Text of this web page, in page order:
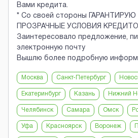
Вами кредита.
* Со своей стороны
ПРОЗРАЧНЫЕ УСЛОВИЯ
Заинтересовало предложение,
электронную почту
Вышлю более подробную
Москва Санкт-Петербург
Екатеринбург Казань Нижний
Челябинск Самара Омск
Уфа Красноярск Воронеж